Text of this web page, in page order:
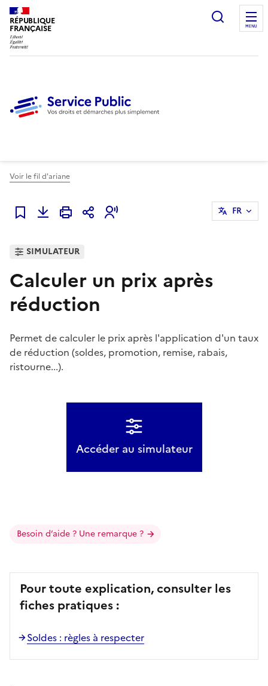
RÉPUBLIQUE
FRANÇAISE
Ouvrir
MENU
Voir le fil d'ariane
Ajouter à mes favoris
FR
SIMULATEUR
Calculer un prix après
réduction
Permet de calculer le prix après l'application d'un taux
de réduction (soldes, promotion, remise, rabais,
ristourne...).
Accéder au simulateur
Besoin d’aide ? Une remarque ?
Pour toute explication, consulter les
fiches pratiques :
Soldes : règles à respecter